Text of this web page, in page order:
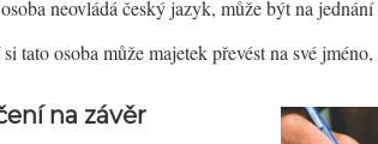
neovládá český jazyk, může být na
tato osoba může majetek převést na své
na závěr